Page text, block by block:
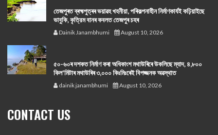
তেজপুৰত ব্ৰহ্মপুত্ৰৰ ভয়াৱহ খহনীয়া, পৰিকল্পনাহীন নির্মাণকার্যই কঢ়িয়াইছে
ভাবুকি, কৃত্রিম বানৰ কবলত তেজপুৰ চহৰ
Dainik Janambhumi August 10, 2026
৫০-৬০ৰ দশকত নিৰ্মাণ কৰা অধিকাংশ মথাউৰিৰে উকলিছে ম্যাদ, ৪,৮০০
কিল'মিটাৰ মথাউৰিৰ ৩,০০০ কিঃমিঃৰেই বিপজ্জনক অৱস্থাত
dainik janambhumi August 10, 2026
CONTACT US